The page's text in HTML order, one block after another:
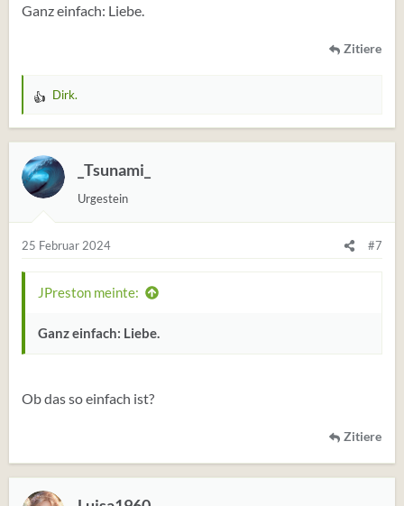
Ganz einfach: Liebe.
Zitiere
W
r
t
u
n
e
n
Dirk.
_Tsunami_
Urgestein
25 Februar 2024 #7
JPreston meinte:
Ganz einfach: Liebe.
Ob das so einfach ist?
Zitiere